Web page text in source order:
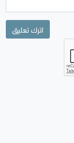
اترك تعليق